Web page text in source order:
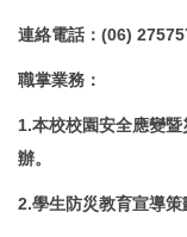
連絡電話 ： (06)
職掌業務 ：
1.本校校園安全應變
辦。
2.學生防災教育宣導策